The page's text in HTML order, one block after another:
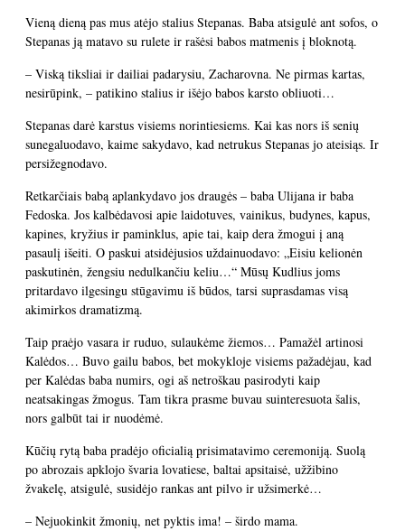
Vieną dieną pas mus atėjo stalius Stepanas. Baba atsigulė ant sofos, o
Stepanas ją matavo su rulete ir rašėsi babos matmenis į bloknotą.
– Viską tiksliai ir dailiai padarysiu, Zacharovna. Ne pirmas kartas,
nesirūpink, – patikino stalius ir išėjo babos karsto obliuoti…
Stepanas darė karstus visiems norintiesiems. Kai kas nors iš senių
sunegaluodavo, kaime sakydavo, kad netrukus Stepanas jo ateisiąs. Ir
persižegnodavo.
Retkarčiais babą aplankydavo jos draugės – baba Ulijana ir baba
Fedoska. Jos kalbėdavosi apie laidotuves, vainikus, budynes, kapus,
kapines, kryžius ir paminklus, apie tai, kaip dera žmogui į aną
pasaulį išeiti. O paskui atsidėjusios uždainuodavo: „Eisiu kelionėn
paskutinėn, žengsiu nedulkančiu keliu…“ Mūsų Kudlius joms
pritardavo ilgesingu stūgavimu iš būdos, tarsi suprasdamas visą
akimirkos dramatizmą.
Taip praėjo vasara ir ruduo, sulaukėme žiemos… Pamažėl artinosi
Kalėdos… Buvo gailu babos, bet mokykloje visiems pažadėjau, kad
per Kalėdas baba numirs, ogi aš netroškau pasirodyti kaip
neatsakingas žmogus. Tam tikra prasme buvau suinteresuota šalis,
nors galbūt tai ir nuodėmė.
Kūčių rytą baba pradėjo oficialią prisimatavimo ceremoniją. Suolą
po abrozais apklojo švaria lovatiese, baltai apsitaisė, užžibino
žvakelę, atsigulė, susidėjo rankas ant pilvo ir užsimerkė…
– Nejuokinkit žmonių, net pyktis ima! – širdo mama.